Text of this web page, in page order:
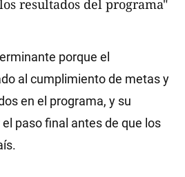
resultados del programa"
porque el
al cumplimiento de metas y
en el programa, y su
paso final antes de que los